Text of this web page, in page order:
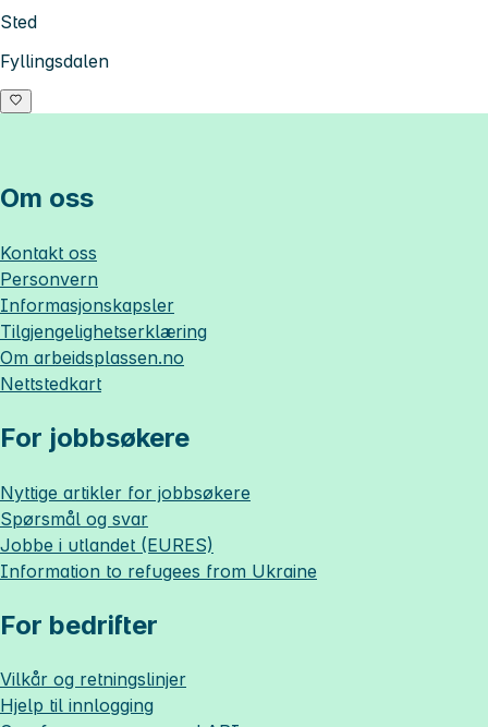
Sted
Fyllingsdalen
Om oss
Kontakt oss
Personvern
Informasjonskapsler
Tilgjengelighetserklæring
Om arbeidsplassen.no
Nettstedkart
For jobbsøkere
Nyttige artikler for jobbsøkere
Spørsmål og svar
Jobbe i utlandet (EURES)
Information to refugees from Ukraine
For bedrifter
Vilkår og retningslinjer
Hjelp til innlogging